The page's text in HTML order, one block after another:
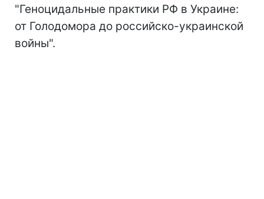
"Геноцидальные практики РФ в Украине:
от Голодомора до российско-украинской
войны".